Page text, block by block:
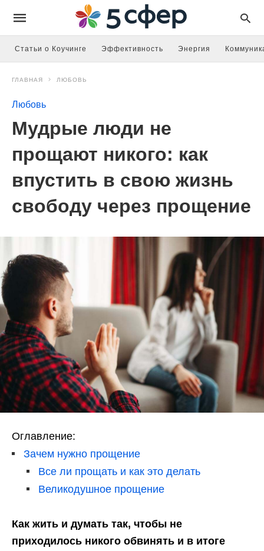
Статьи о Коучинге Эффективность Энергия
ГЛАВНАЯ ЛЮБОВЬ
Любовь
Мудрые люди не
прощают никого: как
впустить в свою жизнь
свободу через прощение
Оглавление:
Зачем нужно прощение
Все ли прощать и как это делать
Великодушное прощение
Как жить и думать так, чтобы не
приходилось никого обвинять и в итоге